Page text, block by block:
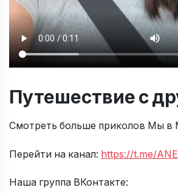
Путешествие с
Смотреть больше приколов Мы
Перейти на канал: https://t.me/
Наша группа ВКонтакте: